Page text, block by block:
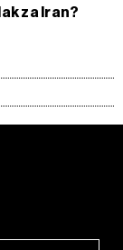
za Iran?